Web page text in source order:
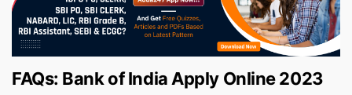
FAQs: Bank of India Apply Online 2023